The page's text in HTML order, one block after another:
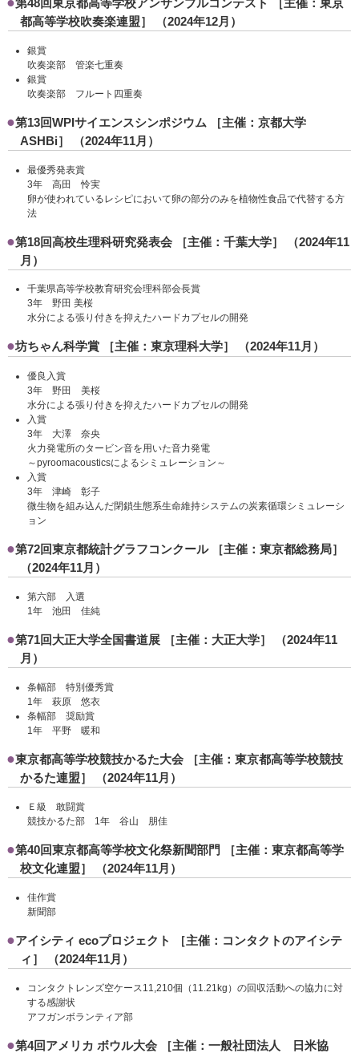
第48回東京都高等学校アンサンブルコンテスト ［主催：東京
都高等学校吹奏楽連盟］ （2024年12月）
銀賞
吹奏楽部 管楽七重奏
銀賞
吹奏楽部 フルート四重奏
第13回WPIサイエンスシンポジウム ［主催：京都大学
ASHBi］ （2024年11月）
最優秀発表賞
3年 高田 怜実
卵が使われているレシピにおいて卵の部分のみを植物性食品で代替する方
法
第18回高校生理科研究発表会 ［主催：千葉大学］ （2024年11
月）
千葉県高等学校教育研究会理科部会長賞
3年 野田 美桜
水分による張り付きを抑えたハードカプセルの開発
坊ちゃん科学賞 ［主催：東京理科大学］ （2024年11月）
優良入賞
3年 野田 美桜
水分による張り付きを抑えたハードカプセルの開発
入賞
3年 大澤 奈央
火力発電所のタービン音を用いた音力発電
～pyroomacousticsによるシミュレーション～
入賞
3年 津崎 彰子
微生物を組み込んだ閉鎖生態系生命維持システムの炭素循環シミュレーシ
ョン
第72回東京都統計グラフコンクール ［主催：東京都総務局］
（2024年11月）
第六部 入選
1年 池田 佳純
第71回大正大学全国書道展 ［主催：大正大学］ （2024年11
月）
条幅部 特別優秀賞
1年 萩原 悠衣
条幅部 奨励賞
1年 平野 暖和
東京都高等学校競技かるた大会 ［主催：東京都高等学校競技
かるた連盟］ （2024年11月）
Ｅ級 敢闘賞
競技かるた部 1年 谷山 朋佳
第40回東京都高等学校文化祭新聞部門 ［主催：東京都高等学
校文化連盟］ （2024年11月）
佳作賞
新聞部
アイシティ ecoプロジェクト ［主催：コンタクトのアイシテ
ィ］ （2024年11月）
コンタクトレンズ空ケース11,210個（11.21kg）の回収活動への協力に対
する感謝状
アフガンボランティア部
第4回アメリカ ボウル大会 ［主催：一般社団法人 日米協